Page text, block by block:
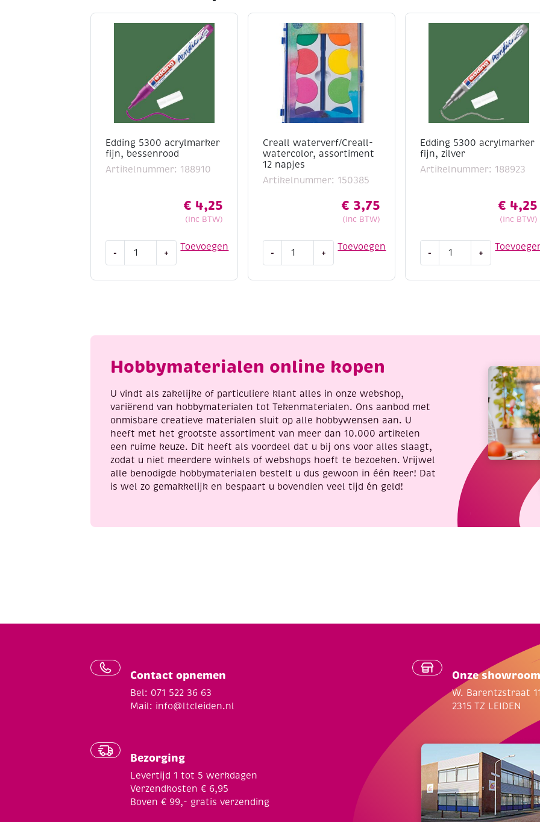
Edding 5300 acrylmarker
fijn, bessenrood
Artikelnummer: 188910
€ 4,25
(Inc BTW)
Toevoegen
- +
Creall waterverf/Creall-
watercolor, assortiment
12 napjes
Artikelnummer: 150385
€ 3,75
(Inc BTW)
Toevoegen
-
waterverf/Creall-
+
Edding 5300 acrylmarker
fijn, zilver
Artikelnummer: 188923
€ 4,25
(Inc BTW)
- +
Hobbymaterialen online kopen
U vindt als zakelijke of particuliere klant alles in onze webshop,
variërend van hobbymaterialen tot Tekenmaterialen. Ons aanbod met
onmisbare creatieve materialen sluit op alle hobbywensen aan. U
heeft met het grootste assortiment van meer dan 10.000 artikelen
een ruime keuze. Dit heeft als voordeel dat u bij ons voor alles slaagt,
zodat u niet meerdere winkels of webshops hoeft te bezoeken. Vrijwel
alle benodigde hobbymaterialen bestelt u dus gewoon in één keer! Dat
is wel zo gemakkelijk en bespaart u bovendien veel tijd én geld!
Contact opnemen
Bel: 071 522 36 63
Mail: info@ltcleiden.nl
Bezorging
Levertijd 1 tot 5 werkdagen
Verzendkosten € 6,95
Boven € 99,- gratis verzending
Onze showroom
W. Barentzstraat
2315 TZ LEIDEN